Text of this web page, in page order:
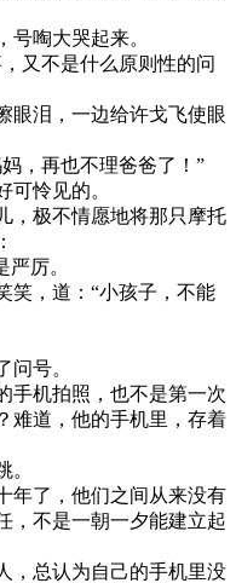
啕大哭起来。
又不是什么原则性的问
泪，一边给许戈飞使眼
，再也不理爸爸了！”
怜见的。
极不情愿地将那只摩托
厉。
，道：“小孩子，不能
号。
机拍照，也不是第一次
难道，他的手机里，存着
了，他们之间从来没有
，不是一朝一夕能建立起
总认为自己的手机里没